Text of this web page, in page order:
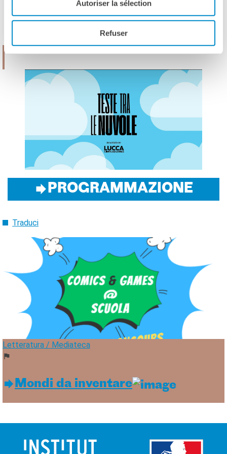
Autoriser la sélection
Refuser
PROGRAMMAZIONE
Traduci
Letteratura / Mediateca
Mondi da in­ven­ta­re